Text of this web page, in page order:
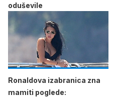
oduševile
Ronaldova izabranica zna
mamiti poglede: